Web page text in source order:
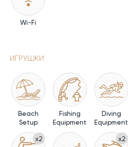
Wi-Fi
ИГРУШКИ
Beach
Setup
Fishing
Equipment
Diving
Equipment
x2 x2